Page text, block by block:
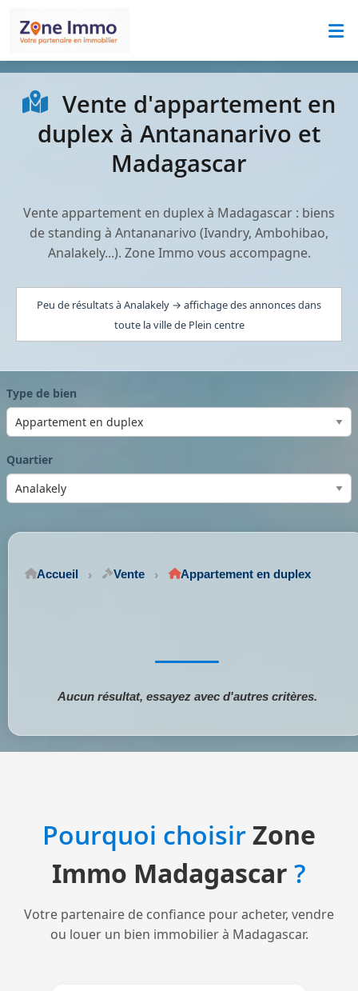
Vente d'appartement en
duplex à Antananarivo et
Madagascar
Vente appartement en duplex à Madagascar : biens
de standing à Antananarivo (Ivandry, Ambohibao,
Analakely...). Zone Immo vous accompagne.
Peu de résultats à Analakely → affichage des annonces dans
toute la ville de Plein centre
Type de bien
Quartier
Accueil Vente Appartement en duplex
Aucun résultat, essayez avec d'autres critères.
Pourquoi choisirZone
Immo Madagascar ?
Votre partenaire de confiance pour acheter, vendre
ou louer un bien immobilier à Madagascar.